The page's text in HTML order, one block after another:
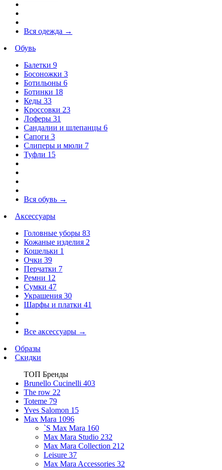
Вся одежда →
Обувь
Балетки 9
Босоножки 3
Ботильоны 6
Ботинки 18
Кеды 33
Кроссовки 23
Лоферы 31
Сандалии и шлепанцы 6
Сапоги 3
Слиперы и мюли 7
Туфли 15
Вся обувь →
Аксессуары
Головные уборы 83
Кожаные изделия 2
Кошельки 1
Очки 39
Перчатки 7
Ремни 12
Сумки 47
Украшения 30
Шарфы и платки 41
Все аксессуары →
Образы
Скидки
ТОП Бренды
Brunello Cucinelli 403
The row 22
Toteme 79
Yves Salomon 15
Max Mara 1096
`S Max Mara 160
Max Mara Studio 232
Max Mara Collection 212
Leisure 37
Max Mara Accessories 32